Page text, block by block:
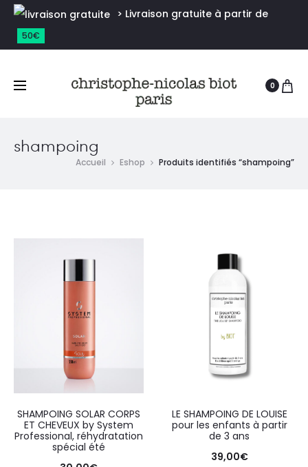
> Livraison gratuite à partir de
50€
0
shampoing
Accueil Eshop Produits identifiés “shampoing”
SHAMPOING SOLAR CORPS
ET CHEVEUX by System
Professional, réhydratation
spécial été
LE SHAMPOING DE LOUISE
pour les enfants à partir
de 3 ans
39,00€